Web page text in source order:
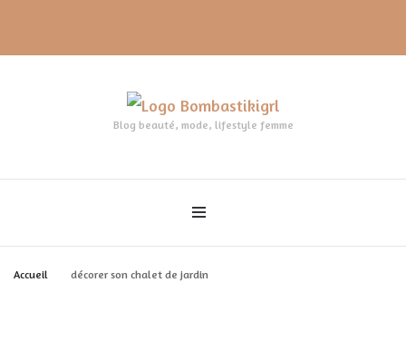
Blog beauté, mode, lifestyle femme
Accueil décorer son chalet de jardin